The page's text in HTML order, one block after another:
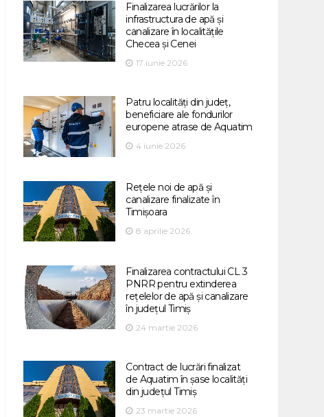
Finalizarea lucrărilor la
infrastructura de apă și
canalizare în localitățile
Checea și Cenei
17 iunie 2026
Patru localități din județ,
beneficiare ale fondurilor
europene atrase de Aquatim
4 iunie 2026
Rețele noi de apă și
canalizare finalizate în
Timișoara
8 aprilie 2026
Finalizarea contractului CL 3
PNRR pentru extinderea
rețelelor de apă și canalizare
în județul Timiș
24 martie 2026
Contract de lucrări finalizat
de Aquatim în șase localități
din județul Timiș
23 martie 2026